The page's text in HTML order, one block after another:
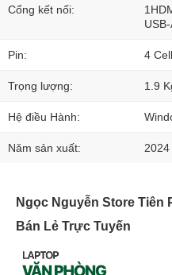
Cổng kết nối:
Pin: 4
Trọng lượng: 1.9
Hệ điều Hành:
Năm sản xuất: 2024
Ngọc Nguyễn Store Tiên
Bán Lẻ Trực Tuyến